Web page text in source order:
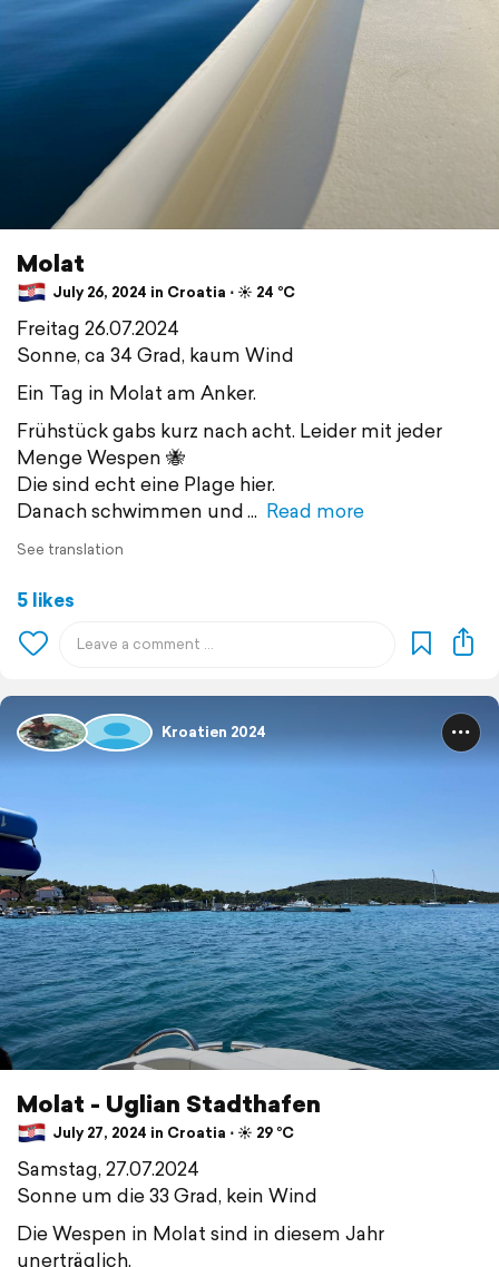
Molat
July 26, 2024 in Croatia ⋅ ☀️ 24 °C
Freitag 26.07.2024
Sonne, ca 34 Grad, kaum Wind
Ein Tag in Molat am Anker.
Frühstück gabs kurz nach acht. Leider mit jeder
Menge Wespen 🐝
Die sind echt eine Plage hier.
Danach schwimmen und
Read more
See translation
5 likes
Kroatien 2024
Molat - Uglian Stadthafen
July 27, 2024 in Croatia ⋅ ☀️ 29 °C
Samstag, 27.07.2024
Sonne um die 33 Grad, kein Wind
Die Wespen in Molat sind in diesem Jahr
unerträglich.